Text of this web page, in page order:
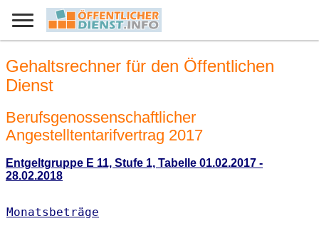
Gehaltsrechner für den Öffentlichen
Dienst
Berufsgenossenschaftlicher
Angestelltentarifvertrag 2017
Entgeltgruppe E 11, Stufe 1, Tabelle 01.02.2017 -
28.02.2018
Monatsbeträge